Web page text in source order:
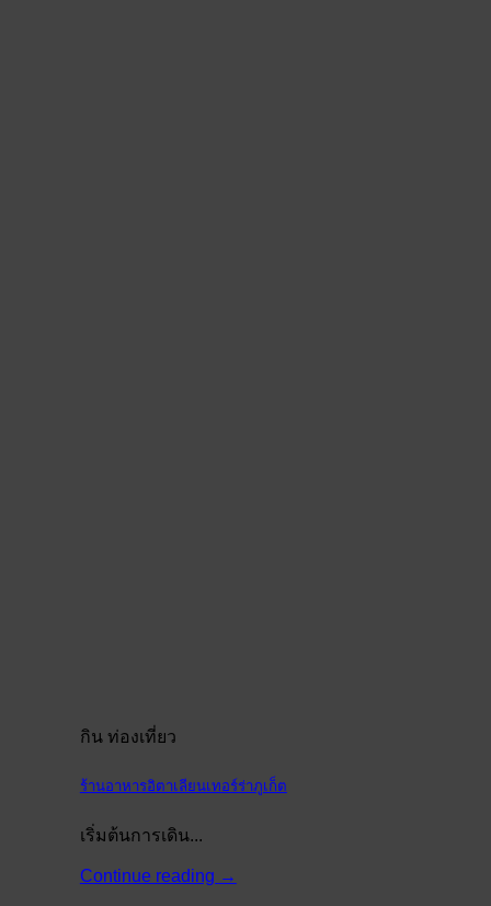
กิน ท่องเที่ยว
ร้านอาหารอิตาเลียนเทอร์ร่าภูเก็ต
เริ่มต้นการเดิน...
Continue reading →